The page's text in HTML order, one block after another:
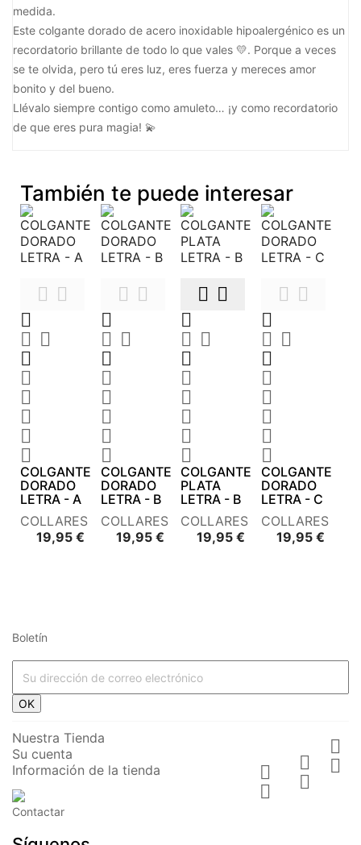
medida.
Este colgante dorado de acero inoxidable hipoalergénico es un
recordatorio brillante de todo lo que vales 💛. Porque a veces
se te olvida, pero tú eres luz, eres fuerza y mereces amor
bonito y del bueno.
Llévalo siempre contigo como amuleto… ¡y como recordatorio
de que eres pura magia! 💫
También te puede interesar
 

 






COLGANTE
DORADO
LETRA - A
COLLARES
19,95 €Precio
 

 






COLGANTE
DORADO
LETRA - B
COLLARES
19,95 € Precio
 

 






COLGANTE
PLATA
LETRA - B
COLLARES
19,95 €Precio
 

 






COLGANTE
DORADO
LETRA - C
COLLARES
19,95 €

 







 



 
 


Boletín
OK
Nuestra Tienda


Su cuenta


Información de la tienda


Contactar